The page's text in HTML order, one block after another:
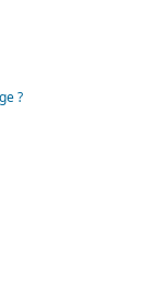
?